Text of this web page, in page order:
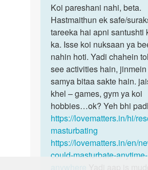
to
Aunty
ji
muje
bhabhi
log
by
cedric
Koi
pareshani
nahi,
beta.
Koi pareshani nahi, beta.
Hastmaithun ek safe/
tareeka hai apni santushti
ka. Isse koi nuksaan ya
nahin hoti. Yadi chahein
see activities hain,
samya bitaa sakte hain.
khel – games, gym ya koi
hobbies…ok? Yeh bhi
https://lovematters.in/hi/
masturbating
https://lovematters.in/en/
could-masturbate-anytime-